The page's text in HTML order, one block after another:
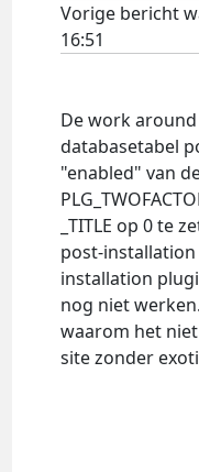
Vorige bericht
16:51
De work
databasetabel
"enabled" van
_TITLE op 0 te
post-
installation
nog niet
waarom het
site zonder